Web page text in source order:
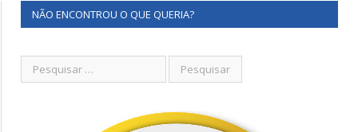
NÃO ENCONTROU O QUE QUERIA?